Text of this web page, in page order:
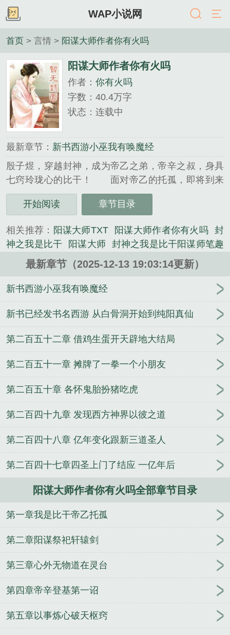
WAP小说网
首页 > 言情 > 阳谋大师作者你有火吗
阳谋大师作者你有火吗
作者： 你有火吗
字数：40.4万字
状态：连载中
最新章节： 新书西游小巫我有唤魔经
殷子煜，穿越封神，成为帝乙之弟，帝辛之叔，身具
七窍玲珑心的比干！ 面对帝乙的托孤，即将到来
的封神，殷子煜阳谋频出，阴谋诡计成不了大事，而
阳谋让整个封神变了模样。 二人参果杀三士整姬
《阳谋大师作者你有火吗》是你有火吗精心创作的言
情类小说。
开始阅读 章节目录
相关推荐： 阳谋大师TXT 阳谋大师作者你有火吗
封
神之我是比干
阳谋大师
封神之我是比干阳谋师笔趣
封神我比干阳谋大师免费观看 阳谋大师 第578
封神我是比干
阳谋大师 第
502章 阳谋大师你有火吗
封神
师笔趣阁 阳谋大师最新章节列 阳谋大师篱笆好文
最新章节（2025-12-13 19:03:14更新）
新书西游小巫我有唤魔经
新书已经发书名西游 从白骨洞开始到纯阳真仙
第二百五十二章 借鸡生蛋开天辟地大结局
第二百五十一章 摊牌了一拳一个小朋友
第二百五十章 各怀鬼胎扮猪吃虎
第二百四十九章 发现西方神界以彼之道
第二百四十八章 亿年变化跟新三道圣人
第二百四十七章四圣上门了结应 一亿年后
阳谋大师作者你有火吗全部章节目录
第一章我是比干帝乙托孤
第二章阳谋祭祀轩辕剑
第三章心外无物道在灵台
第四章帝辛登基第一诏
第五章以事炼心破天枢窍